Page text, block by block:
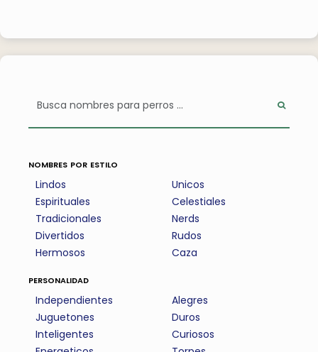
nombres por estilo
Lindos
Espirituales
Tradicionales
Divertidos
Hermosos
Unicos
Celestiales
Nerds
Rudos
Caza
personalidad
Independientes
Juguetones
Inteligentes
Alegres
Duros
Curiosos